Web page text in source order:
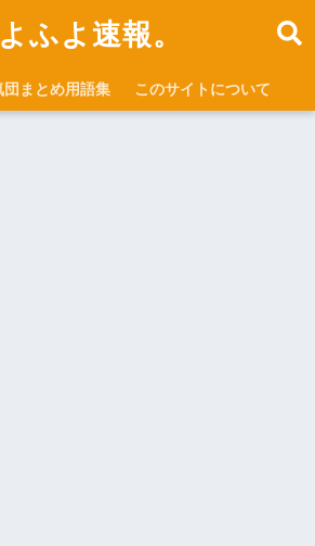
ふよ速報。
団まとめ用語集 このサイトについて